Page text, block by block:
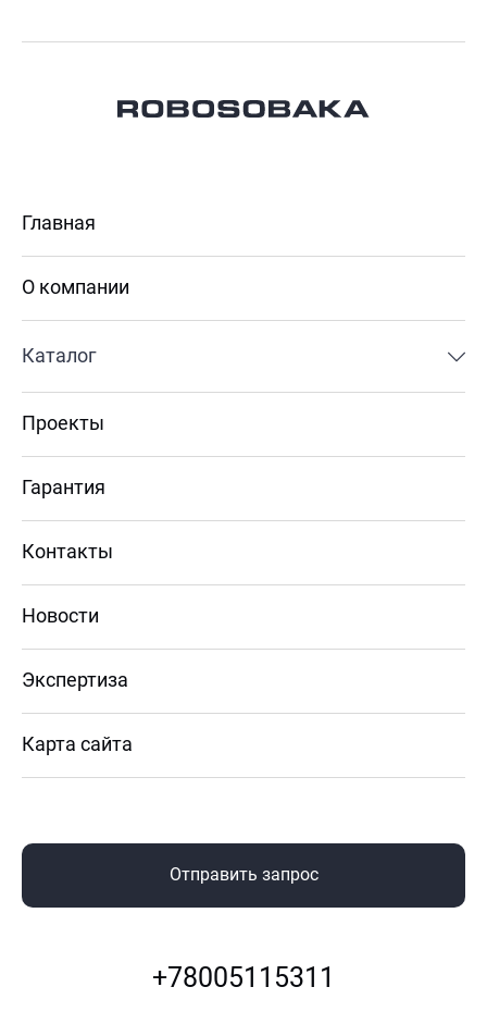
Главная
О компании
Каталог
Проекты
Гарантия
Контакты
Новости
Экспертиза
Карта сайта
Отправить запрос
+78005115311